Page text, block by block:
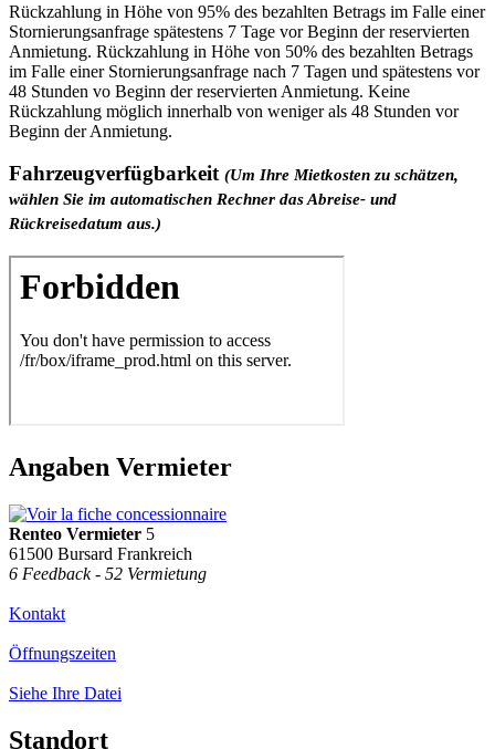
Rückzahlung in Höhe von 95% des bezahlten Betrags im Falle einer
Stornierungsanfrage spätestens 7 Tage vor Beginn der reservierten
Anmietung. Rückzahlung in Höhe von 50% des bezahlten Betrags
im Falle einer Stornierungsanfrage nach 7 Tagen und spätestens vor
48 Stunden vo Beginn der reservierten Anmietung. Keine
Rückzahlung möglich innerhalb von weniger als 48 Stunden vor
Beginn der Anmietung.
Fahrzeugverfügbarkeit (Um Ihre Mietkosten zu schätzen,
wählen Sie im automatischen Rechner das Abreise- und
Rückreisedatum aus.)
Angaben Vermieter
Renteo Vermieter 5
61500 Bursard Frankreich
6 Feedback - 52 Vermietung
Kontakt
Öffnungszeiten
Siehe Ihre Datei
Standort